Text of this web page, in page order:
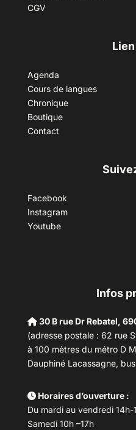
CGV
Agenda
Cours de langues
Chronique
Boutique
Contact
Facebook
Instagram
Youtube
Infos
30 B rue Dr Rebatel,
(adresse postale : 62 rue
à 100 mètres du métro D
Dauphiné Lacassagne,
Horaires d’ouverture :
Du mardi au vendredi 14h-
Samedi 10h –17h